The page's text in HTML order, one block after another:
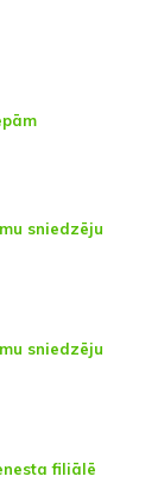
sniedzēju
sniedzēju
filiālē